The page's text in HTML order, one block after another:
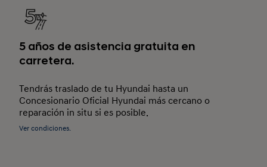
5 años de asistencia gratuita en
carretera.
Tendrás traslado de tu Hyundai hasta un
Concesionario Oficial Hyundai más cercano o
reparación in situ si es posible.
Ver condiciones.